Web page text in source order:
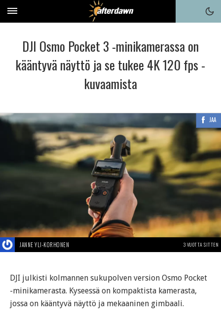
DJI Osmo Pocket 3 -minikamerassa on
kääntyvä näyttö ja se tukee 4K 120 fps -
kuvaamista
JAA
JANNE YLI-KORHONEN 3 VUOTTA SITTEN
DJI julkisti kolmannen sukupolven version Osmo Pocket
-minikamerasta. Kyseessä on kompaktista kamerasta,
jossa on kääntyvä näyttö ja mekaaninen gimbaali.